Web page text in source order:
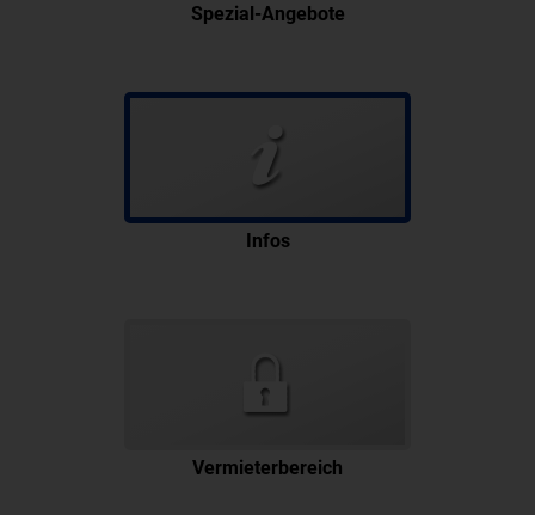
Spezial-Angebote
Infos
Vermieterbereich